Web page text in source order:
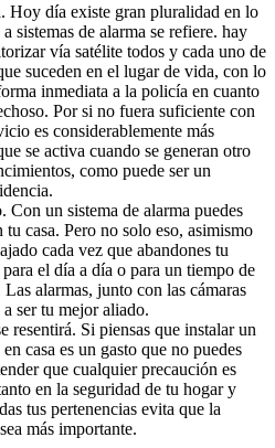
Hoy día existe gran pluralidad en lo
sistemas de alarma se refiere. hay
vía satélite todos y cada uno de
suceden en el lugar de vida, con lo
inmediata a la policía en cuanto
Por si no fuera suficiente con
es considerablemente más
se activa cuando se generan otro
como puede ser un
Con un sistema de alarma puedes
tu casa. Pero no solo eso, asimismo
cada vez que abandones tu
el día a día o para un tiempo de
alarmas, junto con las cámaras
ser tu mejor aliado.
resentirá. Si piensas que instalar un
casa es un gasto que no puedes
que cualquier precaución es
en la seguridad de tu hogar y
tus pertenencias evita que la
más importante.